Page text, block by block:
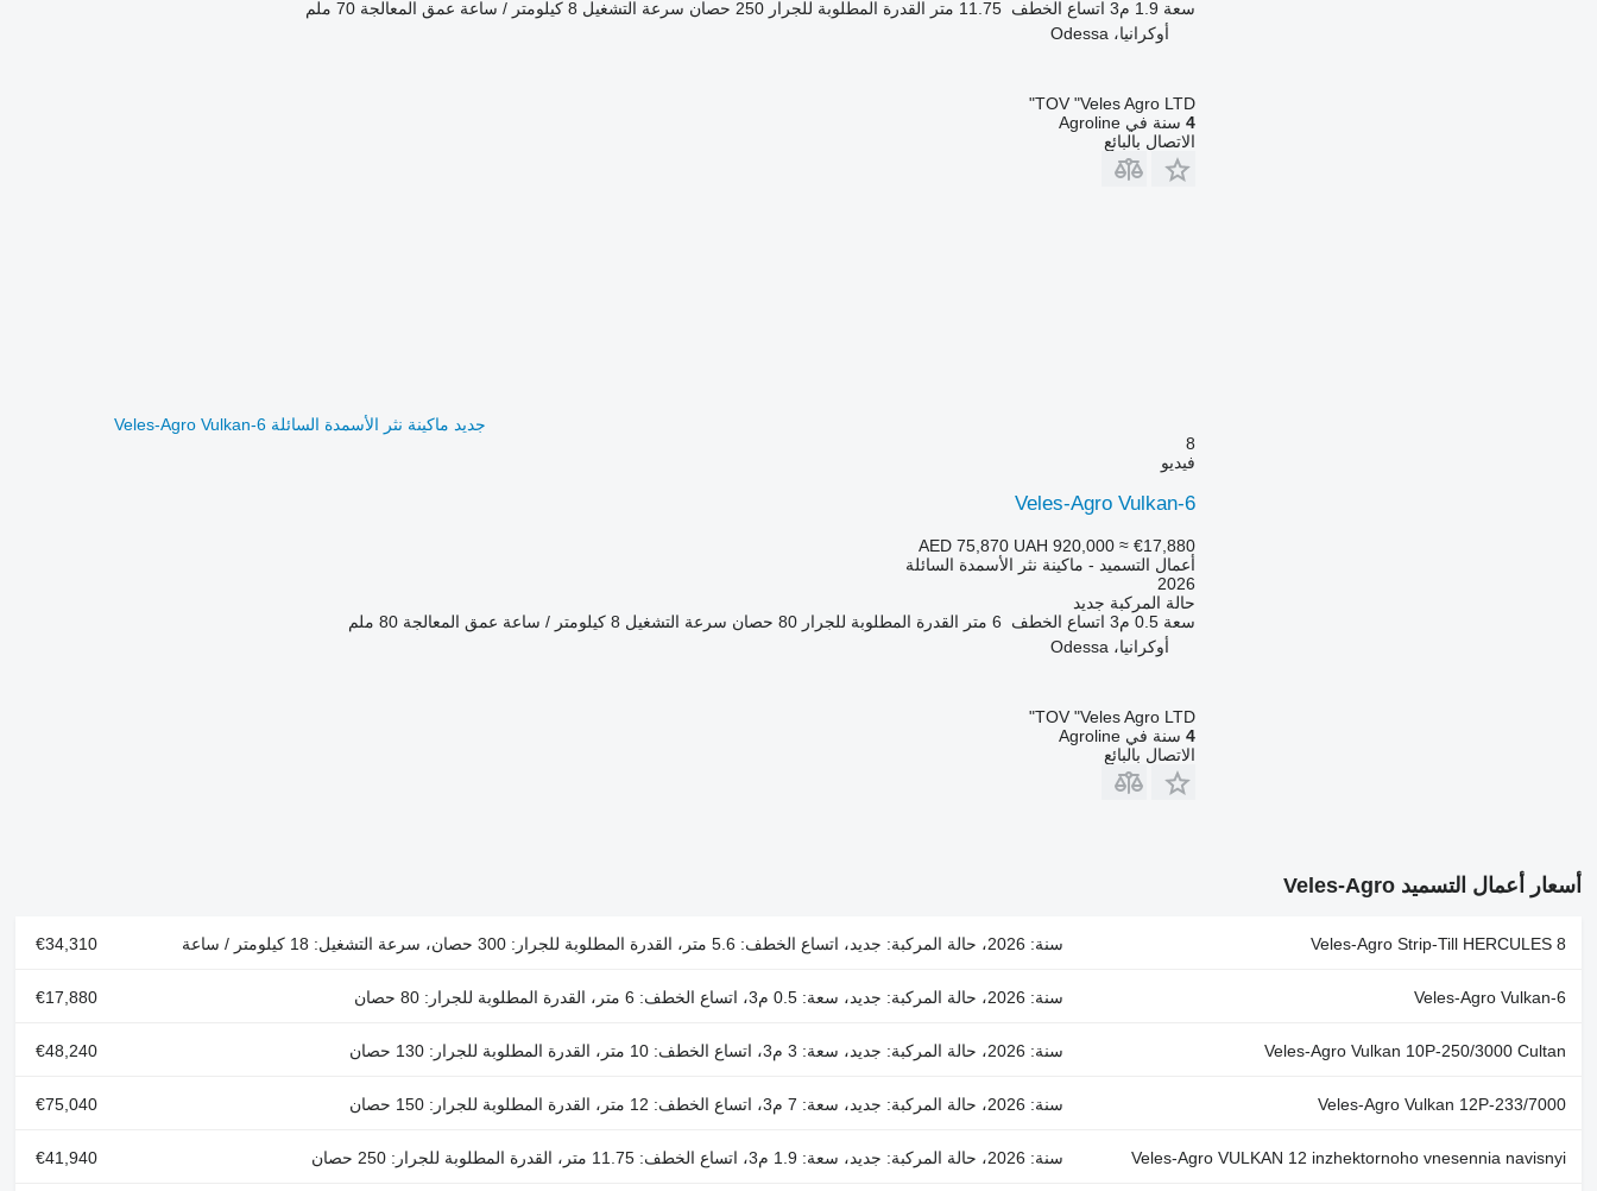
سعة 1.9 م3 اتساع الخطف 11.75 متر القدرة المطلوبة للجرار 250 حصان سرعة التشغيل 8 كيلومتر / ساعة عمق المعالجة 70 ملم
أوكرانيا، Odessa
TOV "Veles Agro LTD"
4سنة في Agroline
الاتصال بالبائع
جديد ماكينة نثر الأسمدة السائلة Veles-Agro Vulkan-6
8
فيديو
Veles-Agro Vulkan-6
AED 75,870 UAH 920,000 ≈ €17,880
أعمال التسميد - ماكينة نثر الأسمدة السائلة
2026
حالة المركبة جديد
سعة 0.5 م3 اتساع الخطف 6 متر القدرة المطلوبة للجرار 80 حصان سرعة التشغيل 8 كيلومتر / ساعة عمق المعالجة 80 ملم
أوكرانيا، Odessa
TOV "Veles Agro LTD"
4سنة في Agroline
الاتصال بالبائع
أسعار أعمال التسميد Veles-Agro
Veles-Agro Strip-Till HERCULES 8 سنة: 2026، حالة المركبة: جديد، اتساع الخطف: 5.6 متر، القدرة المطلوبة للجرار: 300 حصان، سرعة التشغيل: 18 كيلومتر / ساعة €34,310
Veles-Agro Vulkan-6 سنة: 2026، حالة المركبة: جديد، سعة: 0.5 م3، اتساع الخطف: 6 متر، القدرة المطلوبة للجرار: 80 حصان €17,880
Veles-Agro Vulkan 10P-250/3000 Cultan سنة: 2026، حالة المركبة: جديد، سعة: 3 م3، اتساع الخطف: 10 متر، القدرة المطلوبة للجرار: 130 حصان €48,240
Veles-Agro Vulkan 12P-233/7000 سنة: 2026، حالة المركبة: جديد، سعة: 7 م3، اتساع الخطف: 12 متر، القدرة المطلوبة للجرار: 150 حصان €75,040
Veles-Agro VULKAN 12 inzhektornoho vnesennia navisnyi سنة: 2026، حالة المركبة: جديد، سعة: 1.9 م3، اتساع الخطف: 11.75 متر، القدرة المطلوبة للجرار: 250 حصان €41,940